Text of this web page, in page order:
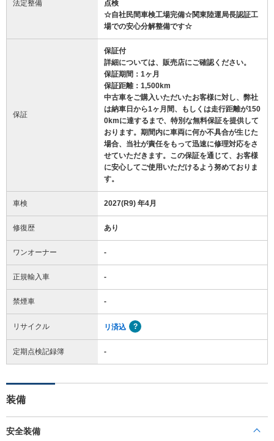
法定整備
点検
☆自社民間車検工場完備☆関東陸運局長認証工
場での安心分解整備です☆
保証
保証付
詳細については、販売店にご確認ください。
保証期間：1ヶ月
保証距離：1,500km
中古車をご購入いただいたお客様に対し、弊社
は納車日から1ヶ月間、もしくは走行距離が150
0kmに達するまで、特別な無料保証を提供して
おります。期間内に車両に何か不具合が生じた
場合、当社が責任をもって迅速に修理対応をさ
せていただきます。この保証を通じて、お客様
に安心してご使用いただけるよう努めておりま
す。
車検 2027(R9) 年4月
修復歴 あり
ワンオーナー -
正規輸入車 -
禁煙車 -
リサイクル リ済込
定期点検記録簿 -
装備
安全装備